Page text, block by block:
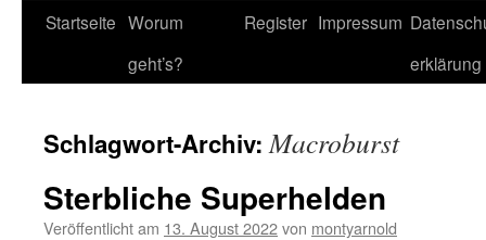
Startseite Worum
geht’s?
Register Impressum
erklärung
Schlagwort-Archiv:Macroburst
Sterbliche Superhelden
Veröffentlicht am 13. August 2022von montyarnold